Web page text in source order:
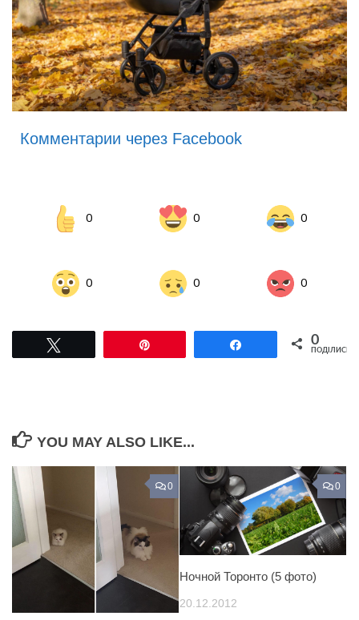
Комментарии через Facebook
0 0 0
0 0 0
Поділитися0
ПОДІЛИСЬ
YOU MAY ALSO LIKE...
0 0
Ночной Торонто (5 фото)
20.12.2012